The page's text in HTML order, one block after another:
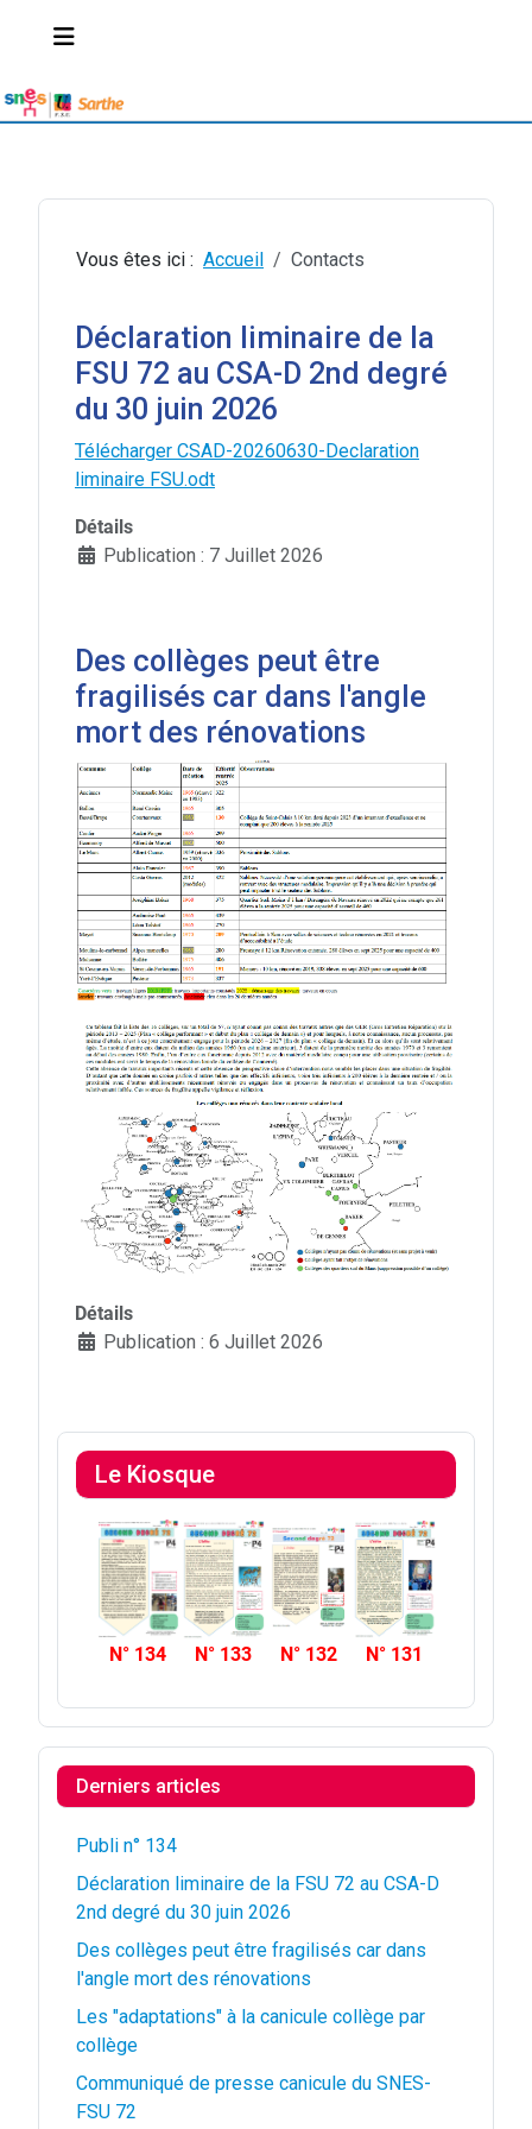
Vous êtes ici : Accueil Contacts
Déclaration liminaire de la
FSU 72 au CSA-D 2nd degré
du 30 juin 2026
Télécharger CSAD-20260630-Declaration
liminaire FSU.odt
Détails
Publication : 7 Juillet 2026
Des collèges peut être
fragilisés car dans l'angle
mort des rénovations
Détails
Publication : 6 Juillet 2026
Le Kiosque
N° 134 N° 133 N° 132 N° 131
Derniers articles
Publi n° 134
Déclaration liminaire de la FSU 72 au CSA-D
2nd degré du 30 juin 2026
Des collèges peut être fragilisés car dans
l'angle mort des rénovations
Les "adaptations" à la canicule collège par
collège
Communiqué de presse canicule du SNES-
FSU 72